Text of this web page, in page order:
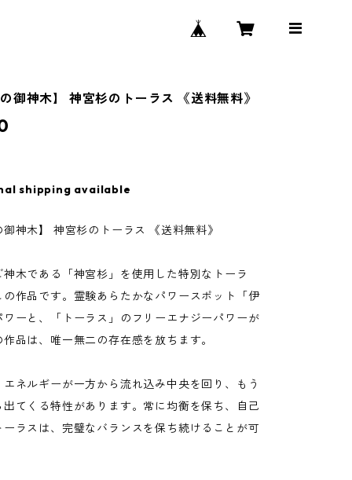
御神木】 神宮杉のトーラス 《送料無料》
shipping available
神木】 神宮杉のトーラス 《送料無料》
木である「神宮杉」を使用した特別なトーラ
作品です。霊験あらたかなパワースポット「伊
ーと、「トーラス」のフリーエナジーパワーが
品は、唯一無二の存在感を放ちます。
ネルギーが一方から流れ込み中央を回り、もう
てくる特性があります。常に均衡を保ち、自己
ラスは、完璧なバランスを保ち続けることが可